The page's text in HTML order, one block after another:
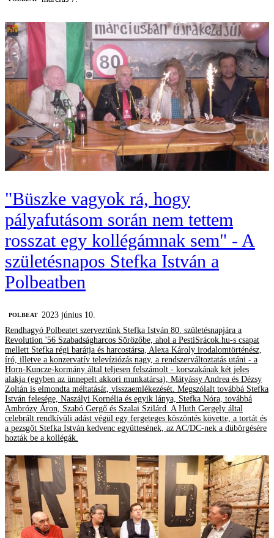
"Büszke vagyok rá, hogy
pályafutásom során nem tettem
rosszat egy kollégámnak sem" - A
születésnapos Stefka István a
Polbeatben
‎POLBEAT
2023 június 10.
Rendhagyó Polbeatet szerveztünk Stefka István 80. születésnapjára a
Revolution '56 Szabadságharcos Sörözőbe, ahol a PestiSrácok.hu-s csapat
mellett Stefka régi barátja és harcostársa, Alexa Károly irodalomtörténész,
író, illetve a konzervatív televíziózás nagy, a rendszerváltoztatás utáni - a
Horn-Kuncze-kormány által teljesen felszámolt - korszakának két jeles
alakja (egyben az ünnepelt akkori munkatársa), Mátyássy Andrea és Dézsy
Zoltán is elmondta méltatását, visszaemlékezését. Megszólalt továbbá Stefka
István felesége, Naszályi Kornélia és egyik lánya, Stefka Nóra, továbbá
Ambrózy Áron, Szabó Gergő és Szalai Szilárd. A Huth Gergely által
celebrált rendkívüli adást végül egy fergeteges köszöntés követte, a tortát és
a pezsgőt Stefka István kedvenc együttesének, az AC/DC-nek a dübörgésére
hozták be a kollégák.